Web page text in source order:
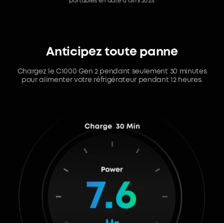
Anticipez toute panne
Chargez le C1000 Gen 2 pendant seulement 30 minutes
pour alimenter votre réfrigérateur pendant 12 heures.